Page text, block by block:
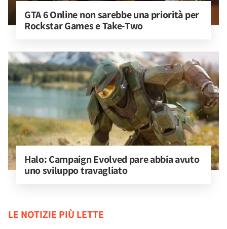
GTA 6 Online non sarebbe una priorità per
Rockstar Games e Take-Two
Halo: Campaign Evolved pare abbia avuto
uno sviluppo travagliato
LE NOTIZIE PIÙ LETTE